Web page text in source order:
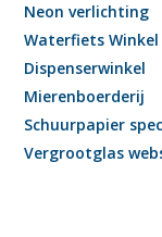
Neon verlichting
Waterfiets Winkel
Dispenserwinkel
Mierenboerderij
Schuurpapier
Vergrootglas